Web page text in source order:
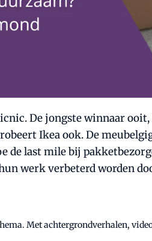
De jongste winnaar
Ikea ook. De
de last mile bij
werk verbeterd worden
Met achtergrondverhalen,